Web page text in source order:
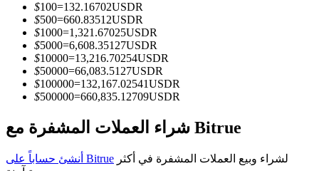
تحليل البيانات الضخمة بما في ذلك المعلومات التجارية، وما
$100=132.16702USDR
$500=660.83512USDR
$1000=1,321.67025USDR
$5000=6,608.35127USDR
$10000=13,216.70254USDR
$50000=66,083.5127USDR
$100000=132,167.02541USDR
$500000=660,835.12709USDR
شراء العملات المشفرة مع Bitrue
أنشئ حساباً على Bitrue